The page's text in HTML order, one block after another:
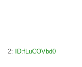
2: ID:fLuCOVbd0